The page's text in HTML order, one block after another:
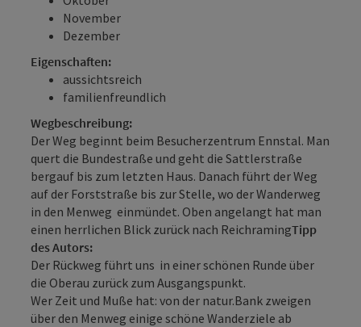
November
Dezember
Eigenschaften:
aussichtsreich
familienfreundlich
Wegbeschreibung:
Der Weg beginnt beim Besucherzentrum Ennstal. Man
quert die Bundestraße und geht die Sattlerstraße
bergauf bis zum letzten Haus. Danach führt der Weg
auf der Forststraße bis zur Stelle, wo der Wanderweg
in den Menweg einmündet. Oben angelangt hat man
einen herrlichen Blick zurück nach ReichramingTipp
des Autors:
Der Rückweg führt uns in einer schönen Runde über
die Oberau zurück zum Ausgangspunkt.
Wer Zeit und Muße hat: von der natur.Bank zweigen
über den Menweg einige schöne Wanderziele ab